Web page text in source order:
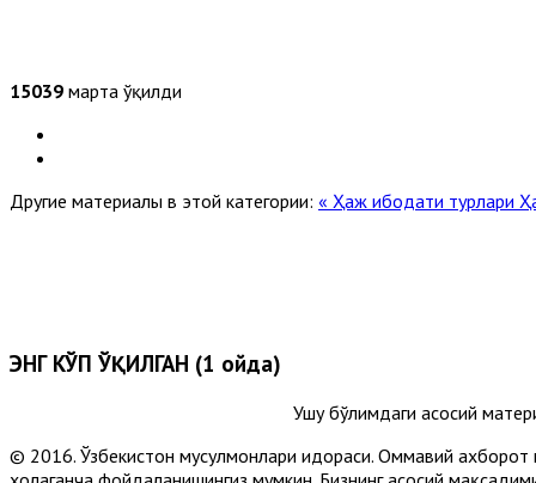
15039 марта ўқилди
Другие материалы в этой категории: « Ҳаж ибодати турлари
ЭНГ КЎП ЎҚИЛГАН (1 ойда)
Ушу бўлимдаги асосий
© 2016. Ўзбекистон мусулмонлари идораси. Оммавий ахборот